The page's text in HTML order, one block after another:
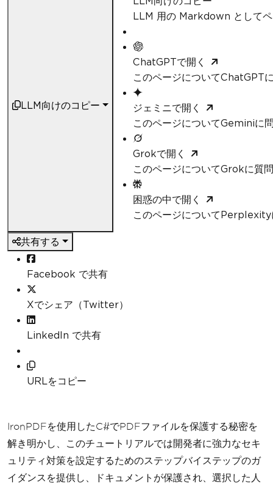
LLM向けのコピー
LLM 用の Markdown として
ChatGPTで開く
このページについてChatGPT
ジェミニで開く
このページについてGeminiに
Grokで開く
このページについてGrokに質
困惑の中で開く
このページについてPerplexity
共有する
Facebook で共有
Xでシェア（Twitter）
LinkedIn で共有
URLをコピー
IronPDFを使用したC#でPDFファイルを保護する秘密を
解き明かし、このチュートリアルでは開発者に強力なセキ
ュリティ対策を設定するためのステップバイステップのガ
イダンスを提供し、ドキュメントが保護され、選択した人